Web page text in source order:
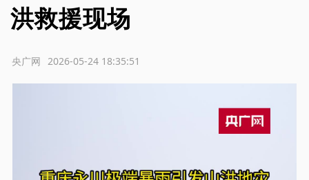
洪救援现场
2026-05-24 18:35:51
央广网